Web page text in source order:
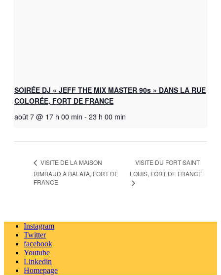
SOIRÉE DJ « JEFF THE MIX MASTER 90s » DANS LA RUE
COLORÉE, FORT DE FRANCE
août 7 @ 17 h 00 min - 23 h 00 min
VISITE DE LA MAISON
RIMBAUD À BALATA, FORT DE
FRANCE
VISITE DU FORT SAINT
LOUIS, FORT DE FRANCE
Instagram
Twitter
facebook
Youtube
Linkedin
Homepage